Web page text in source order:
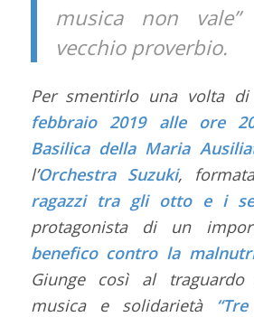
musica non
vecchio proverbio.
Per smentirlo una volta
febbraio 2019 alle ore
Basilica della Maria
l’Orchestra Suzuki,
ragazzi tra gli otto e i
protagonista di un
benefico contro la
Giunge così al
musica e solidarietà